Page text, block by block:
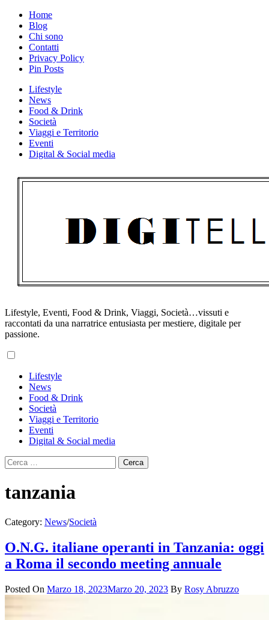
Skip
content
Home
Blog
Chi sono
Contatti
Privacy Policy
Pin Posts
Lifestyle
News
Food & Drink
Società
Viaggi e Territorio
Eventi
Digital & Social media
Lifestyle, Eventi, Food & Drink, Viaggi, Società…vissuti e
raccontati da una narratrice entusiasta per mestiere, digitale per
passione.
Menu
Lifestyle
News
Food & Drink
Società
Viaggi e Territorio
Eventi
Digital & Social media
Ricerca
per:
tanzania
Category: News/Società
O.N.G. italiane operanti in Tanzania: oggi
a Roma il secondo meeting annuale
Posted On Marzo 18, 2023Marzo 20, 2023 By Rosy Abruzzo